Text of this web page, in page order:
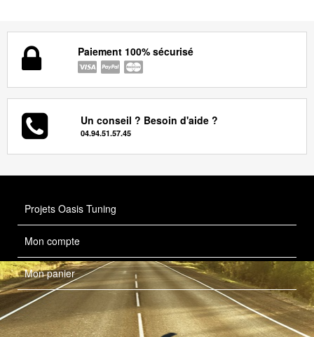
Paiement 100% sécurisé
Un conseil ? Besoin d'aide ?
04.94.51.57.45
Projets Oasis Tuning
Mon compte
Mon panier